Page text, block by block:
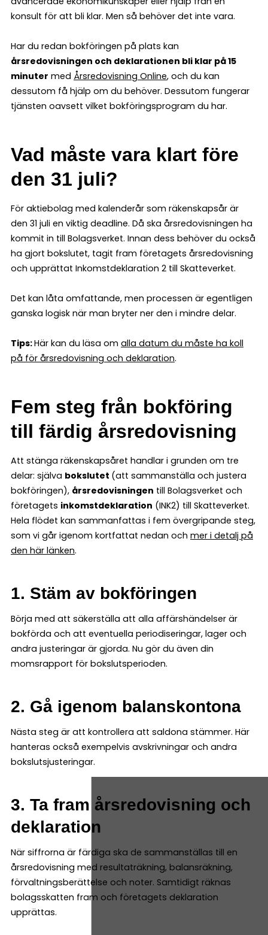
konsult för att bli klar. Men så behöver det inte vara.
Har du redan bokföringen på plats kan
årsredovisningen och deklarationen bli klar på 15
minuter med Årsredovisning Online, och du kan
dessutom få hjälp om du behöver. Dessutom fungerar
tjänsten oavsett vilket bokföringsprogram du har.
Vad måste vara klart före
den 31 juli?
För aktiebolag med kalenderår som räkenskapsår är
den 31 juli en viktig deadline. Då ska årsredovisningen ha
kommit in till Bolagsverket. Innan dess behöver du också
ha gjort bokslutet, tagit fram företagets årsredovisning
och upprättat Inkomstdeklaration 2 till Skatteverket.
Det kan låta omfattande, men processen är egentligen
ganska logisk när man bryter ner den i mindre delar.
Tips:Här kan du läsa om alla datum du måste ha koll
på för årsredovisning och deklaration.
Fem steg från bokföring
till färdig årsredovisning
Att stänga räkenskapsåret handlar i grunden om tre
delar: själva bokslutet (att sammanställa och justera
bokföringen), årsredovisningen till Bolagsverket och
företagets inkomstdeklaration (INK2) till Skatteverket.
Hela flödet kan sammanfattas i fem övergripande steg,
som vi går igenom kortfattat nedan och mer i detalj på
den här länken.
1. Stäm av bokföringen
Börja med att säkerställa att alla affärshändelser är
bokförda och att eventuella periodiseringar, lager och
andra justeringar är gjorda. Nu gör du även din
momsrapport för bokslutsperioden.
2. Gå igenom balanskontona
Nästa steg är att kontrollera att saldona stämmer. Här
hanteras också exempelvis avskrivningar och andra
bokslutsjusteringar.
3. Ta fram årsredovisning och
deklaration
När siffrorna är färdiga ska de sammanställas till en
årsredovisning med resultaträkning, balansräkning,
förvaltningsberättelse och noter. Samtidigt räknas
bolagsskatten fram och företagets deklaration
upprättas.